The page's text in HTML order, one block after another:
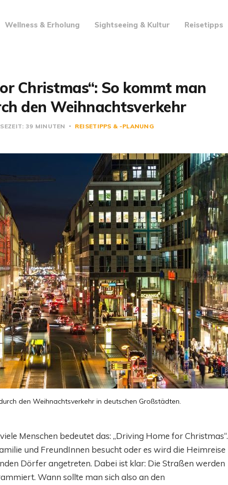
Wellness & Erholung Sightseeing & Kultur Reisetipps
Christmas“: So kommt man
den Weihnachtsverkehr
39 MINUTEN REISETIPPS & -PLANUNG
den Weihnachtsverkehr in deutschen Großstädten.
Menschen bedeutet das: „Driving Home for Christmas“.
und FreundInnen besucht oder es wird die Heimreise
Dörfer angetreten. Dabei ist klar: Die Straßen werden
Wann sollte man sich also an den